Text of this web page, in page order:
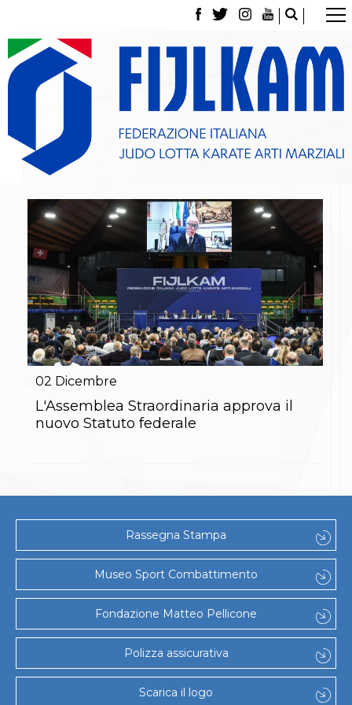
La Federazione
Tesseramento
Contatti
Norme e modulistica Affiliazioni e Tesseramenti
Classifica Società Sportive con più di 100 atleti
tesserati
Gare e Risultati
Archivio eventi
Dove siamo
Media
Partners
Trasparenza
Judo
La disciplina
News
Attività Didattica
Gare e Risultati
Albi Federali
Lotta
La disciplina
News
Karate
News
Gare e Risultati
Attività Didattica
Albi Federali
Arti marziali
Aikido
Ju Jitsu
Sumo
Capoeira
Grappling
BJJ
Pancrazio/Pankration
02 Dicembre
L'Assemblea Straordinaria approva il
nuovo Statuto federale
Rassegna Stampa
Museo Sport Combattimento
Fondazione Matteo Pellicone
Polizza assicurativa
Scarica il logo